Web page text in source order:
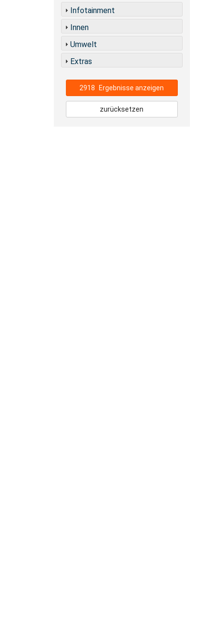
Infotainment
Innen
Umwelt
Extras
2918 Ergebnisse anzeigen
zurücksetzen